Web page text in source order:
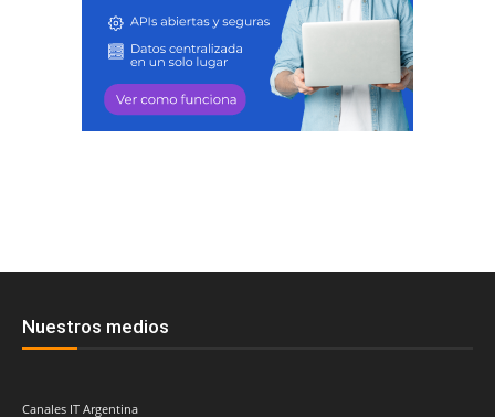
Nuestros medios
Canales IT Argentina